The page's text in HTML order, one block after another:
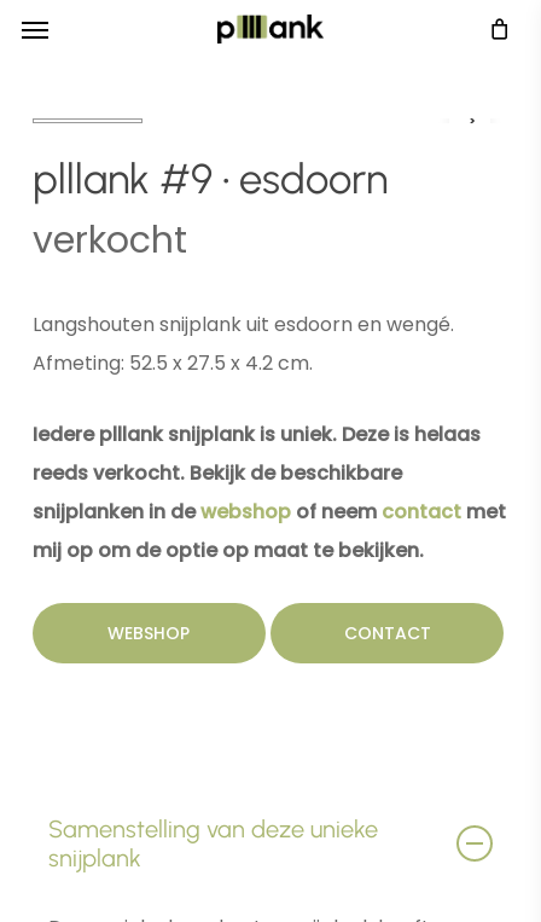
SkipMenu
plllank #9 • esdoorn
verkocht
Langshouten snijplank uit esdoorn en wengé.
Afmeting: 52.5 x 27.5 x 4.2 cm.
Iedere plllank snijplank is uniek. Deze is helaas
reeds verkocht. Bekijk de beschikbare
snijplanken in dewebshopof neem contactmet
mij op om de optie op maat te bekijken.
WEBSHOP CONTACT
Samenstelling van deze unieke
snijplank
Menu